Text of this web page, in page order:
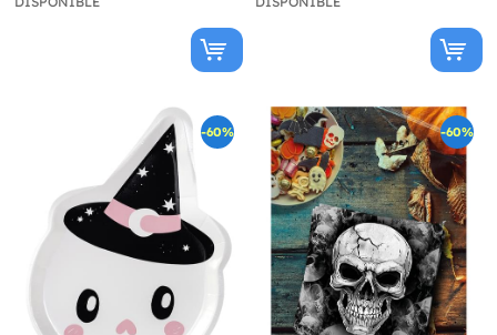
-60% -60%